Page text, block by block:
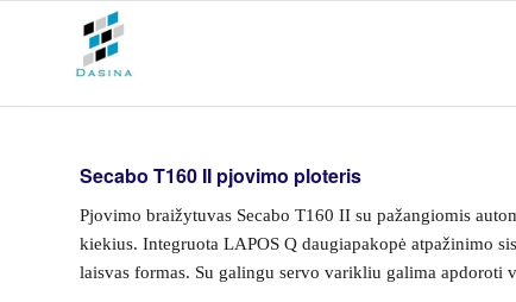
Secabo T160 II pjovimo ploteris
Pjovimo braižytuvas Secabo T160 II su pažangiomis
kiekius. Integruota LAPOS Q daugiapakopė atpažinimo
laisvas formas. Su galingu servo varikliu galima apdoroti